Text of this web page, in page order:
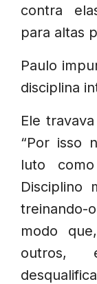
contra
para altas
Paulo
disciplina
Ele
“Por isso
luto
Disciplino
treinando-
modo
outros,